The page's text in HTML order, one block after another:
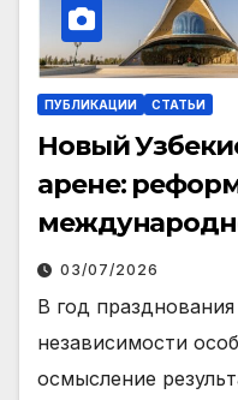
ПУБЛИКАЦИИ СТАТЬИ
Новый
арене:
03/07/2026
В год
независимости
осмысление